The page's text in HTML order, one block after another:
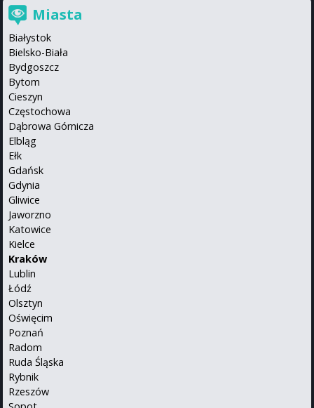
Miasta
Białystok
Bielsko-Biała
Bydgoszcz
Bytom
Cieszyn
Częstochowa
Dąbrowa Górnicza
Elbląg
Ełk
Gdańsk
Gdynia
Gliwice
Jaworzno
Katowice
Kielce
Kraków
Lublin
Łódź
Olsztyn
Oświęcim
Poznań
Radom
Ruda Śląska
Rybnik
Rzeszów